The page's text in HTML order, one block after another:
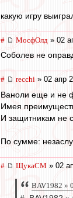
какую игру
# МосфОлд » 02
Соболев не
# recchi » 02 апр
Ваноли еще и не
Имея
И защитникам не
По сумме:
# ЩукаСМ » 02
BAV1982 »